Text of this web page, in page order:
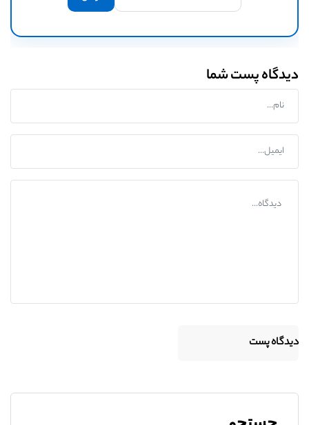
دیدگاه پست شما